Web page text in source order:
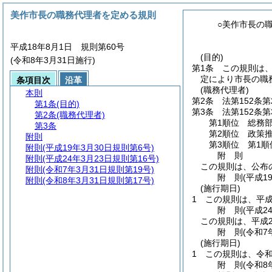
○美作市長の
(目的)
第1条
この規則は
定により市長の職
(職務代理者)
第2条
法第152条
第3条
法第152条
第1順位 総務
第2順位 政策
第3順位 第1順
附 則
この規則は、公布
附 則(平成
(施行期日)
1
この規則は、平
附 則(平成
この規則は、平成
附 則(令和7
(施行期日)
1
この規則は、令
附 則(令和8
美作市長の職務代理者を定める規則
平成18年8月1日 規則第60号
(令和8年3月31日施行)
条項目次
沿革
本則
第1条(目的)
第2条(職務代理者)
第3条
附則
附則 (平成19年3月30日規則第6号)
附則 (平成24年3月23日規則第16号)
附則 (令和7年3月31日規則第19号)
附則 (令和8年3月31日規則第17号)